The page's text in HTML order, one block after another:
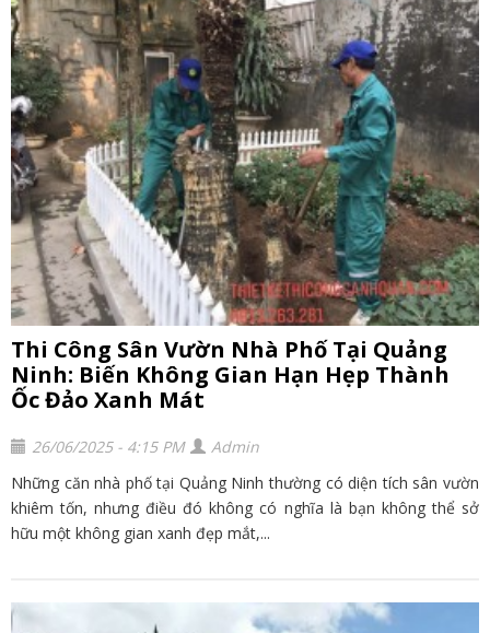
Thi Công Sân Vườn Nhà Phố Tại Quảng
Ninh: Biến Không Gian Hạn Hẹp Thành
Ốc Đảo Xanh Mát
26/06/2025 - 4:15 PM
Admin
Những căn nhà phố tại Quảng Ninh thường có diện tích sân vườn
khiêm tốn, nhưng điều đó không có nghĩa là bạn không thể sở
hữu một không gian xanh đẹp mắt,...